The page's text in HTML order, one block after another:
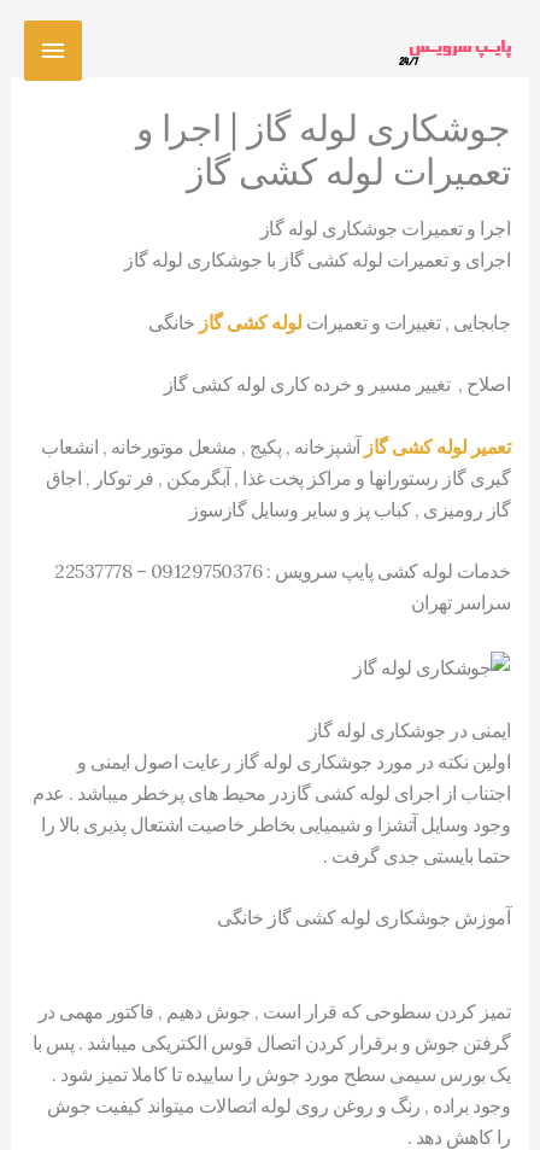
جوشکاری لوله گاز | اجرا و
تعمیرات لوله کشی گاز
اجرا و تعمیرات جوشکاری لوله گاز
اجرای و تعمیرات لوله کشی گاز با جوشکاری لوله گاز
جابجایی , تغییرات و تعمیرات لوله کشی گاز خانگی
اصلاح , تغییر مسیر و خرده کاری لوله کشی گاز
تعمیر لوله کشی گاز آشپزخانه , پکیج , مشعل موتورخانه , انشعاب
گیری گاز رستورانها و مراکز پخت غذا , آبگرمکن , فر توکار , اجاق
گاز رومیزی , کباب پز و سایر وسایل گازسوز
خدمات لوله کشی پایپ سرویس : 09129750376 – 22537778
سراسر تهران
ایمنی در جوشکاری لوله گاز
اولین نکته در مورد جوشکاری لوله گاز رعایت اصول ایمنی و
اجتناب از اجرای لوله کشی گازدر محیط های پرخطر میباشد . عدم
وجود وسایل آتشزا و شیمیایی بخاطر خاصیت اشتعال پذیری بالا را
حتما بایستی جدی گرفت .
آموزش جوشکاری لوله کشی گاز خانگی
تمیز کردن سطوحی که قرار است , جوش دهیم , فاکتور مهمی در
گرفتن جوش و برقرار کردن اتصال قوس الکتریکی میباشد . پس با
یک بورس سیمی سطح مورد جوش را ساییده تا کاملا تمیز شود .
وجود براده , رنگ و روغن روی لوله اتصالات میتواند کیفیت جوش
را کاهش دهد .